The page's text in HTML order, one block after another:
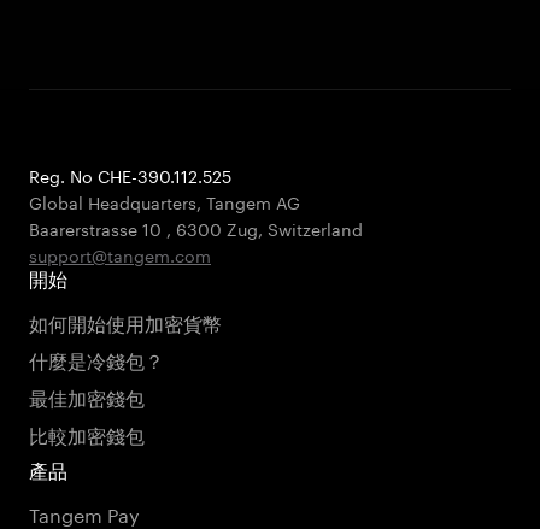
Reg. No CHE-390.112.525
Global Headquarters, Tangem AG
Baarerstrasse 10 , 6300 Zug, Switzerland
support@tangem.com
開始
如何開始使用加密貨幣
什麼是冷錢包？
最佳加密錢包
比較加密錢包
產品
Tangem Pay